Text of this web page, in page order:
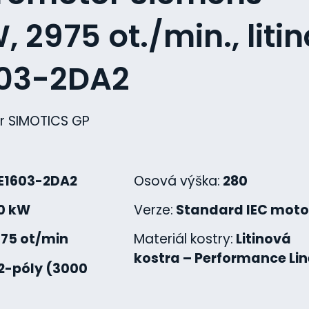
2975 ot./min.,
2DA2
GP
2DA2
kW
ot/min
póly (3000
Osová výška: 280
Verze: Standard IEC
Materiál kostry: Litinová
kostra – Performance